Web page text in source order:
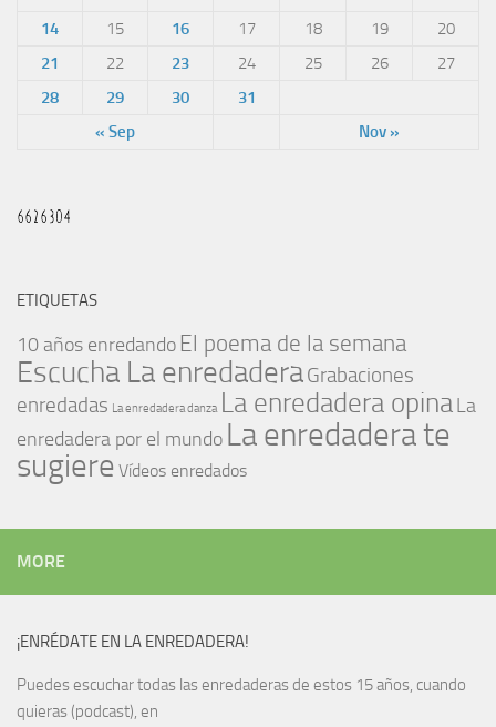
« Sep Nov »
14
15 16 17 18 19
20
21
22 23 24 25 26
27
28
29 30 31
ETIQUETAS
10 años enredando El poema de la semana
Escucha La enredaderaGrabaciones
enredadas La enredadera danza La enredadera opina La
enredadera por el mundo La enredadera te
sugiere Vídeos enredados
MORE
¡ENRÉDATE EN LA ENREDADERA!
Puedes escuchar todas las enredaderas de estos 15 años, cuando
quieras (podcast), en